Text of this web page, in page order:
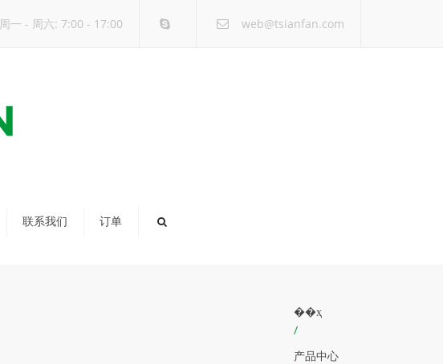
周一 - 周六: 7:00 - 17:00 web@tsianfan.com
联系我们 订单
��ҳ
/
产品中心